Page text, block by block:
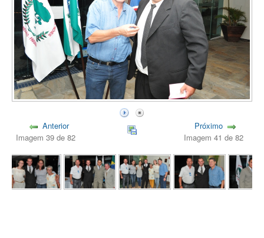
Anterior
Imagem 39 de 82
Próximo
Imagem 41 de 82